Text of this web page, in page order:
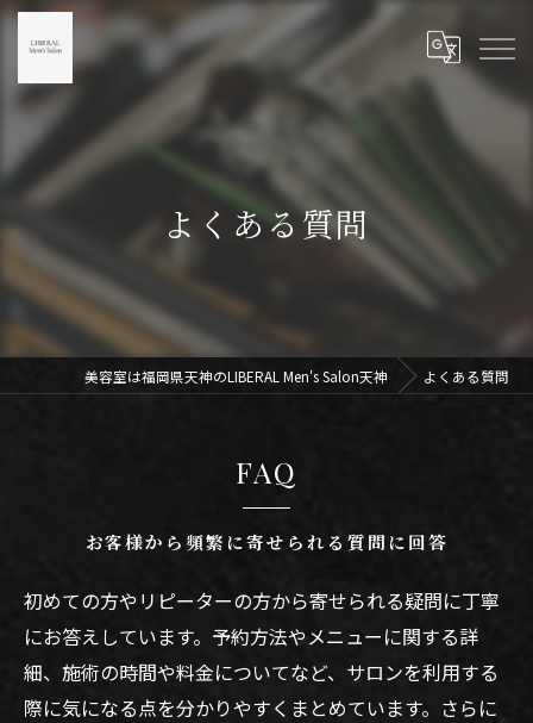
よくある質問
美容室は福岡県天神のLIBERAL Men's Salon天神 よくある質問
お客様から頻繁に寄せられる質問に回答
FAQ
初めての方やリピーターの方から寄せられる疑問に丁寧
にお答えしています。予約方法やメニューに関する詳
細、施術の時間や料金についてなど、サロンを利用する
際に気になる点を分かりやすくまとめています。さらに